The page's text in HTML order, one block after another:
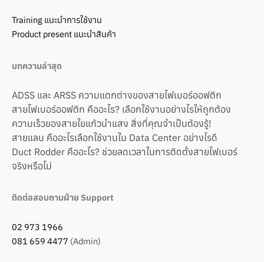
Training แนะนำการใช้งาน
Product present แนะนำสินค้า
บทความล่าสุด
ADSS และ ARSS ความแตกต่างของสายไฟเบอร์ออฟติก
สายไฟเบอร์ออฟติก คืออะไร? เลือกใช้งานอย่างไรให้ถูกต้อง
ความเร็วของสายใยแก้วนำแสง สิ่งที่คุณจำเป็นต้องรู้!
สายแลน คืออะไรเลือกใช้งานใน Data Center อย่างไรดี
Duct Rodder คืออะไร? ช่วยลดเวลาในการติดตั้งสายไฟเบอร์
จริงหรือไม่
ติดต่อสอบถามฝ่าย Support
02 973 1966
081 659 4477 (Admin)